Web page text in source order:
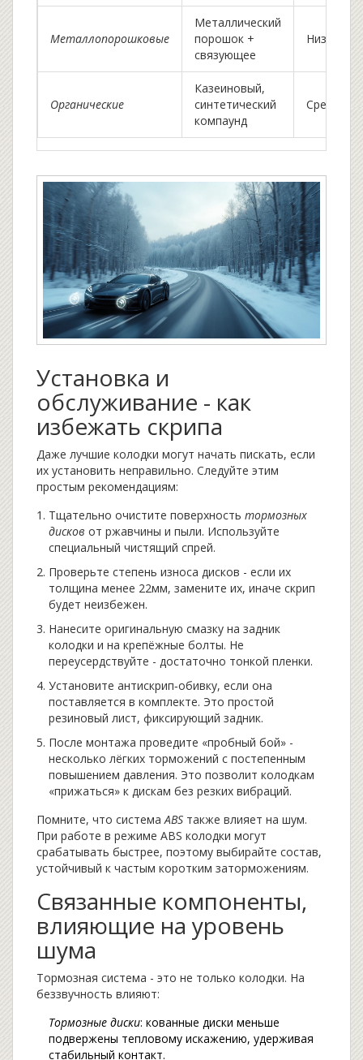
Металлопорошковые
Металлический
порошок +
связующее
Низкий
Органические
Казеиновый,
синтетический
компаунд
Средний
Установка и
обслуживание - как
избежать скрипа
Даже лучшие колодки могут начать пискать, если
их установить неправильно. Следуйте этим
простым рекомендациям:
Тщательно очистите поверхность тормозных
дисков от ржавчины и пыли. Используйте
специальный чистящий спрей.
Проверьте степень износа дисков - если их
толщина менее 22мм, замените их, иначе скрип
будет неизбежен.
Нанесите оригинальную смазку на задник
колодки и на крепёжные болты. Не
переусердствуйте - достаточно тонкой пленки.
Установите антискрип‑обивку, если она
поставляется в комплекте. Это простой
резиновый лист, фиксирующий задник.
После монтажа проведите «пробный бой» -
несколько лёгких торможений с постепенным
повышением давления. Это позволит колодкам
«прижаться» к дискам без резких вибраций.
Помните, что система ABS также влияет на шум.
При работе в режиме ABS колодки могут
срабатывать быстрее, поэтому выбирайте состав,
устойчивый к частым коротким заторможениям.
Связанные компоненты,
влияющие на уровень
шума
Тормозная система - это не только колодки. На
беззвучность влияют:
Тормозные диски: кованные диски меньше
подвержены тепловому искажению, удерживая
стабильный контакт.